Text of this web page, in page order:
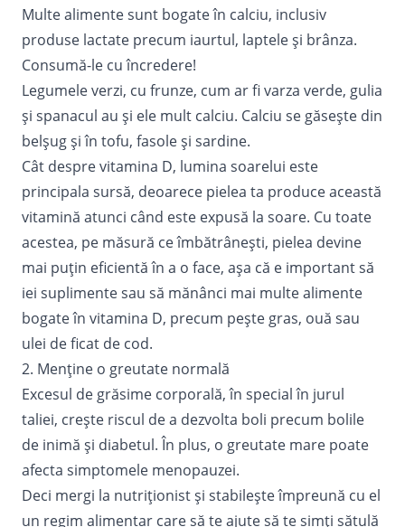
Multe alimente sunt bogate în calciu, inclusiv
produse lactate precum iaurtul, laptele și brânza.
Consumă-le cu încredere!
Legumele verzi, cu frunze, cum ar fi varza verde, gulia
și spanacul au și ele mult calciu. Calciu se găsește din
belșug și în tofu, fasole și sardine.
Cât despre vitamina D, lumina soarelui este
principala sursă, deoarece pielea ta produce această
vitamină atunci când este expusă la soare. Cu toate
acestea, pe măsură ce îmbătrânești, pielea devine
mai puțin eficientă în a o face, așa că e important să
iei suplimente sau să mănânci mai multe alimente
bogate în vitamina D, precum pește gras, ouă sau
ulei de ficat de cod.
2. Menține o greutate normală
Excesul de grăsime corporală, în special în jurul
taliei, crește riscul de a dezvolta boli precum bolile
de inimă și diabetul. În plus, o greutate mare poate
afecta simptomele menopauzei.
Deci mergi la nutriționistși stabilește împreună cu el
un regim alimentar care să te ajute să te simți sătulă